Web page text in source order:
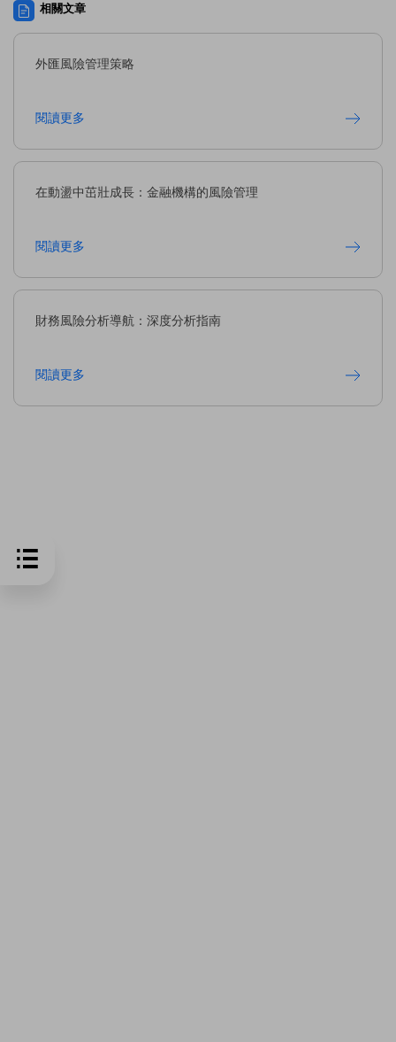
相關文章
外匯風險管理策略
閱讀更多
在動盪中茁壯成長：金融機構的風險管理
閱讀更多
財務風險分析導航：深度分析指南
閱讀更多